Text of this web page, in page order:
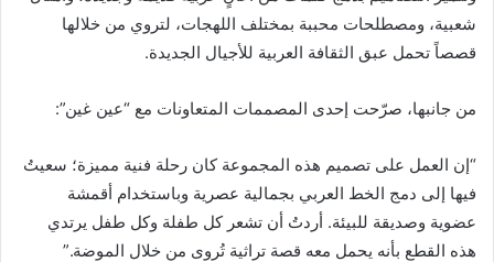
شعبية، ومصطلحات محببة بمختلف اللهجات، لتروي من خلالها
قصصاً تحمل عبق الثقافة العربية للأجيال الجديدة.
من جانبها، صرّحت إحدى المصممات المتعاونات مع “عين غين”:
“إن العمل على تصميم هذه المجموعة كان رحلة فنية مميزة؛ سعيتُ
فيها إلى دمج الخط العربي بجمالية عصرية وباستخدام أقمشة
عضوية وصديقة للبيئة. أردتُ أن تشعر كل طفلة وكل طفل يرتدي
هذه القطع بأنه يحمل معه قصة تراثية تُروى من خلال الموضة.”